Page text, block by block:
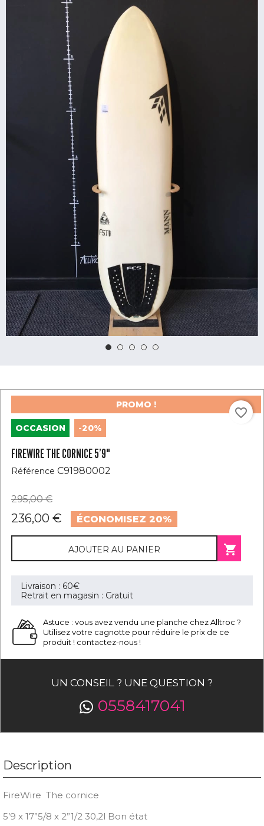
OCCASION
PROMO !
-20%
FIREWIRE THE CORNICE 5’9"
Référence C91980002
295,00 €
236,00 € ÉCONOMISEZ 20%
AJOUTER AU PANIER 
favorite_border
Livraison : 60€
Retrait en magasin : Gratuit
Astuce : vous avez vendu une planche chez Alltroc ?
Utilisez votre cagnotte pour réduire le prix de ce
produit ! contactez-nous !
UN CONSEIL ? UNE QUESTION ?
0558417041
Description
FireWire The cornice
5’9 x 17”5/8 x 2”1/2 30,2l Bon état